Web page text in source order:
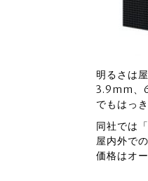
明るさは
3.9mm、
でもはっ
同社では
屋内外で
価格はオ